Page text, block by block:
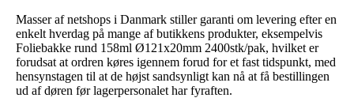
Masser af netshops i Danmark stiller garanti om levering efter en
enkelt hverdag på mange af butikkens produkter, eksempelvis
Foliebakke rund 158ml Ø121x20mm 2400stk/pak, hvilket er
forudsat at ordren køres igennem forud for et fast tidspunkt, med
hensynstagen til at de højst sandsynligt kan nå at få bestillingen
ud af døren før lagerpersonalet har fyraften.